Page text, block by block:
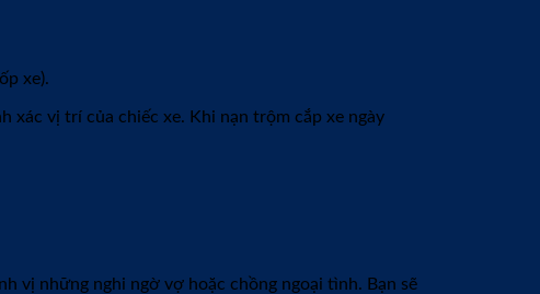
xe).
xác vị trí của chiếc xe. Khi nạn trộm cắp xe ngày
vị những nghi ngờ vợ hoặc chồng ngoại tình. Bạn sẽ